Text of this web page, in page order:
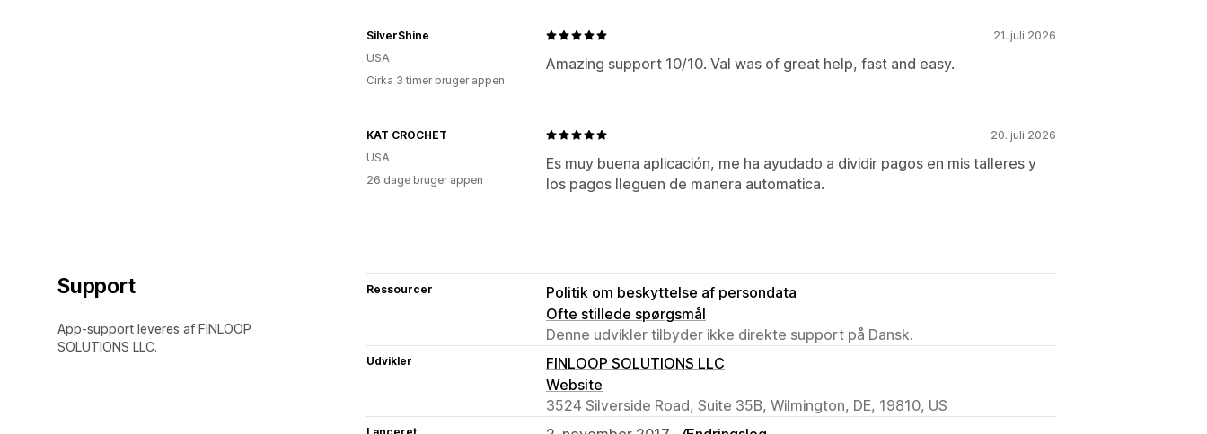
21. juli 2026
Amazing support 10/10. Val was of great help, fast and easy.
SilverShine
USA
Cirka 3 timer bruger appen
20. juli 2026
Es muy buena aplicación, me ha ayudado a dividir pagos en mis talleres y
los pagos lleguen de manera automatica.
KAT CROCHET
USA
26 dage bruger appen
Support
App-support leveres af FINLOOP
SOLUTIONS LLC.
Ressourcer
Politik om beskyttelse af persondata
Ofte stillede spørgsmål
Denne udvikler tilbyder ikke direkte support på Dansk.
Udvikler
FINLOOP SOLUTIONS LLC
Website
3524 Silverside Road, Suite 35B, Wilmington, DE, 19810, US